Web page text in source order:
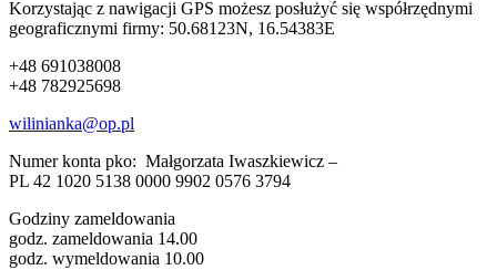
Korzystając z nawigacji GPS możesz posłużyć się współrzędnymi
geograficznymi firmy: 50.68123N, 16.54383E
+48 691038008
+48 782925698
wilinianka@op.pl
Numer konta pko: Małgorzata Iwaszkiewicz –
PL 42 1020 5138 0000 9902 0576 3794
Godziny zameldowania
godz. zameldowania 14.00
godz. wymeldowania 10.00